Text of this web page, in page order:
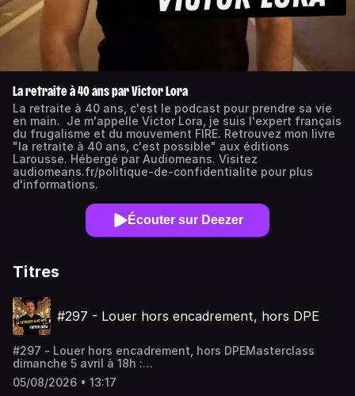
La retraite à 40 ans par Victor Lora
La retraite à 40 ans, c'est le podcast pour prendre sa vie
en main. Je m'appelle Victor Lora, je suis l'expert français
du frugalisme et du mouvement FIRE. Retrouvez mon livre
"la retraite à 40 ans, c'est possible" aux éditions
Larousse. Hébergé par Audiomeans. Visitez
audiomeans.fr/politique-de-confidentialite pour plus
d'informations.
Écouter sur Deezer
Titres
#297 - Louer hors encadrement, hors DPE
#297 - Louer hors encadrement, hors DPEMasterclass
dimanche 5 avril à 18h :
https://www.fireclub.training/
a09213a1-2Rejoindre le coaching :
05/08/2026 • 13:17